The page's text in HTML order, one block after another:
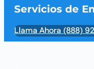
Servicios de
Llama Ahora (888)